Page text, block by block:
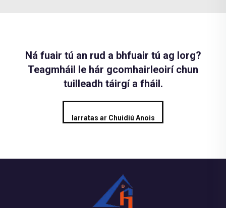
Ná fuair tú an rud a bhfuair tú ag lorg?
Teagmháil le hár gcomhairleoirí chun
tuilleadh táirgí a fháil.
Iarratas ar Chuidiú Anois